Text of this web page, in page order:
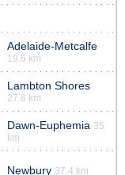
Adelaide-Metcalfe
19.6 km
Lambton Shores
27.6 km
Dawn-Euphemia 35
km
Newbury 37.4 km